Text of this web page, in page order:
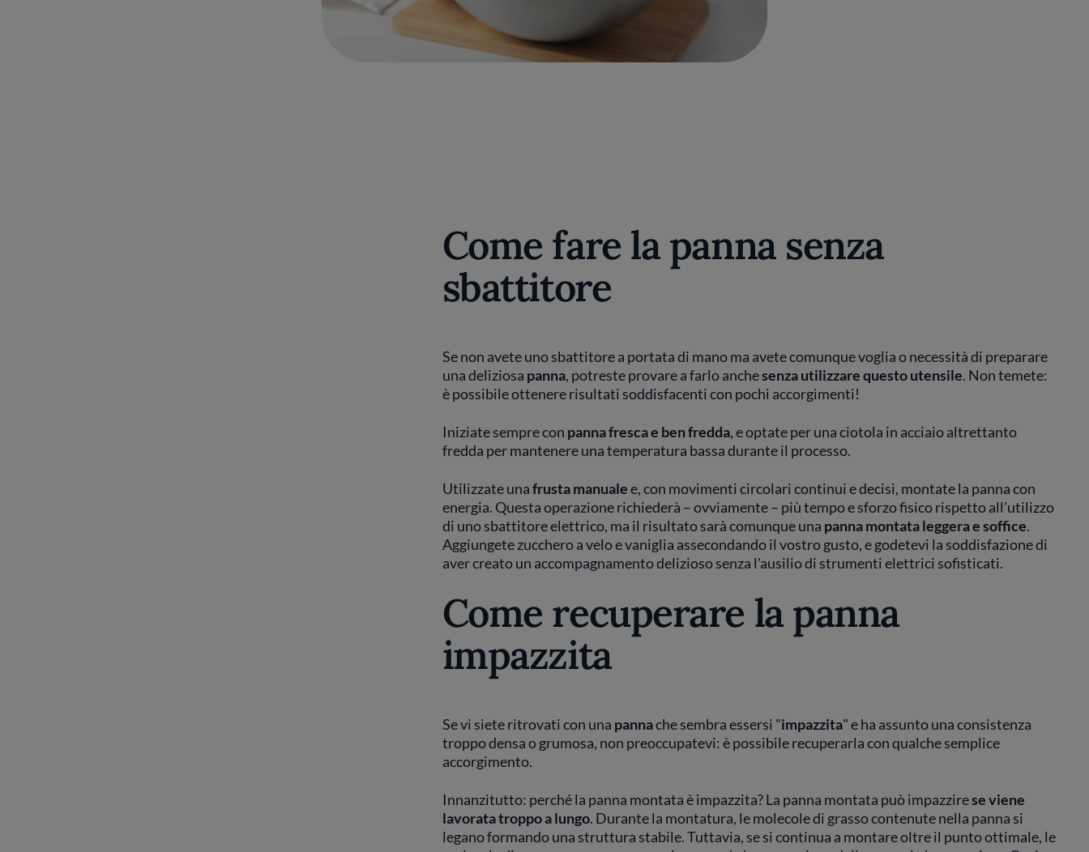
Come fare la panna senza
sbattitore
Se non avete uno sbattitore a portata di mano ma avete comunque voglia o necessità di preparare
una deliziosa panna, potreste provare a farlo anchesenza utilizzare questo utensile. Non temete:
è possibile ottenere risultati soddisfacenti con pochi accorgimenti!
Iniziate sempre con panna fresca e ben fredda, e optate per una ciotola in acciaio altrettanto
fredda per mantenere una temperatura bassa durante il processo.
Utilizzate unafrusta manualee, con movimenti circolari continui e decisi, montate la panna con
energia. Questa operazione richiederà – ovviamente – più tempo e sforzo fisico rispetto all'utilizzo
di uno sbattitore elettrico, ma il risultato sarà comunque una panna montata leggera e soffice.
Aggiungete zucchero a velo e vaniglia assecondando il vostro gusto, e godetevi la soddisfazione di
aver creato un accompagnamento delizioso senza l'ausilio di strumenti elettrici sofisticati.
Come recuperare la panna
impazzita
Se vi siete ritrovati con una pannache sembra essersi "impazzita" e ha assunto una consistenza
troppo densa o grumosa, non preoccupatevi: è possibile recuperarla con qualche semplice
accorgimento.
Innanzitutto: perché la panna montata è impazzita? La panna montata può impazzirese viene
lavorata troppo a lungo. Durante la montatura, le molecole di grasso contenute nella panna si
legano formando una struttura stabile. Tuttavia, se si continua a montare oltre il punto ottimale, le